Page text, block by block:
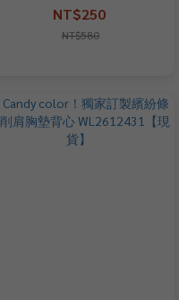
+預】
NT$250
NT$580